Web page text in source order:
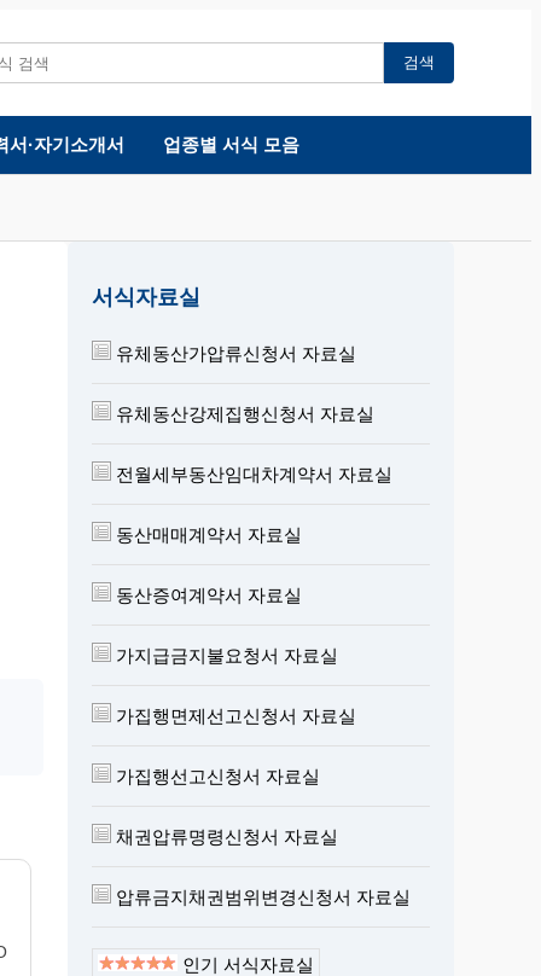
검색
서·자기소개서 업종별 서식 모음
서식자료실
유체동산가압류신청서 자료실
유체동산강제집행신청서 자료실
전월세부동산임대차계약서 자료실
동산매매계약서 자료실
동산증여계약서 자료실
가지급금지불요청서 자료실
가집행면제선고신청서 자료실
가집행선고신청서 자료실
채권압류명령신청서 자료실
압류금지채권범위변경신청서 자료실
인기 서식자료실